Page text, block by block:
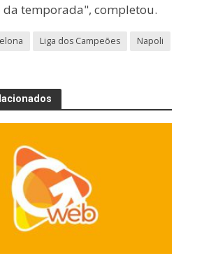
temporada", completou.
Liga dos Campeões
Napoli